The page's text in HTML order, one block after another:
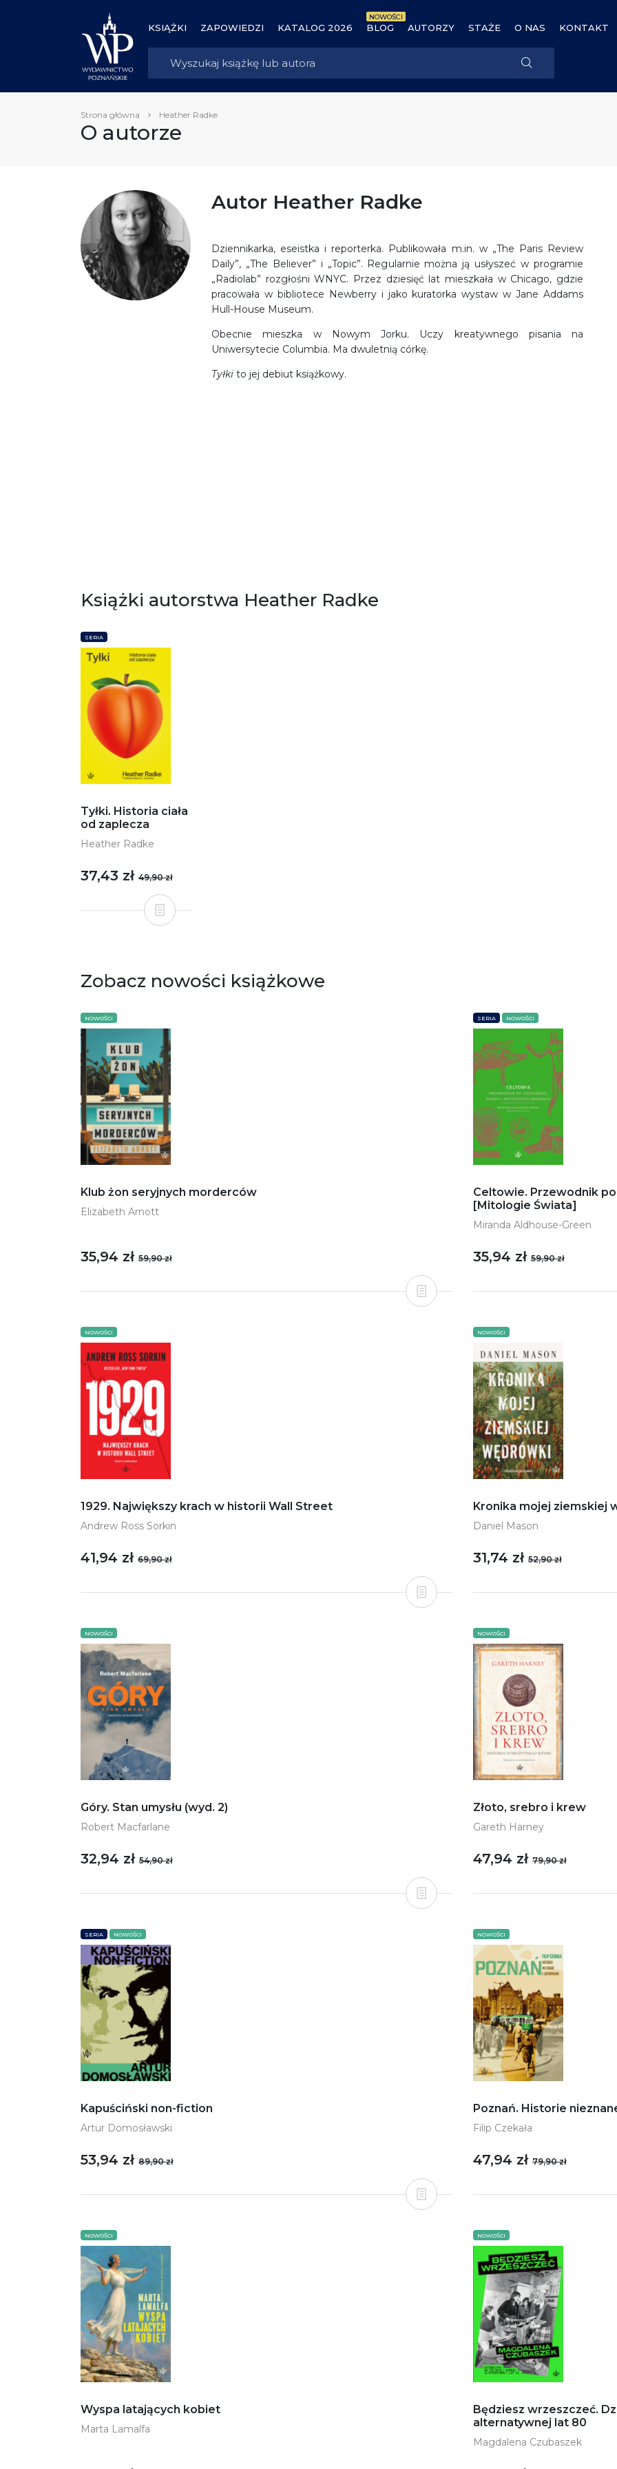
KSIĄŻKI ZAPOWIEDZI KATALOG 2026 BLOG
NOWOŚCI
AUTORZY STAŻE O NAS KONTAKT
Strona główna Heather Radke
O autorze
Autor Heather Radke
Dziennikarka, eseistka i reporterka. Publikowała m.in. w „The Paris Review
Daily”, „The Believer” i „Topic”. Regularnie można ją usłyszeć w pro­gramie
„Radiolab” rozgłośni WNYC. Przez dziesięć lat mieszkała w Chicago, gdzie
pracowała w bibliotece Newberry i jako kuratorka wystaw w Jane Addams
Hull-House Museum.
Obecnie mieszka w Nowym Jorku. Uczy kreatywnego pisania na
Uniwersytecie Columbia. Ma dwuletnią córkę.
Tyłki to jej debiut książkowy.
Książki autorstwa Heather Radke
SERIA
Tyłki. Historia ciała
od zaplecza
Heather Radke
37,43 zł 49,90 zł
Zobacz nowości książkowe
NOWOŚCI
Klub żon seryjnych morderców
Elizabeth Arnott
35,94 zł 59,90 zł
SERIA NOWOŚCI
Celtowie. Przewodnik
[Mitologie Świata]
Miranda Aldhouse-Green
35,94 zł 59,90 zł
NOWOŚCI
1929. Największy krach w historii Wall Street
Andrew Ross Sorkin
41,94 zł 69,90 zł
NOWOŚCI
Kronika mojej ziemskiej
Daniel Mason
31,74 zł 52,90 zł
NOWOŚCI
Góry. Stan umysłu (wyd. 2)
Robert Macfarlane
32,94 zł 54,90 zł
NOWOŚCI
Złoto, srebro i krew
Gareth Harney
47,94 zł 79,90 zł
SERIA NOWOŚCI
Kapuściński non-fiction
Artur Domosławski
53,94 zł 89,90 zł
NOWOŚCI
Poznań. Historie
Filip Czekała
47,94 zł 79,90 zł
NOWOŚCI
Wyspa latających kobiet
Marta Lamalfa
NOWOŚCI
Będziesz wrzeszczeć.
alternatywnej lat 80
Magdalena Czubaszek